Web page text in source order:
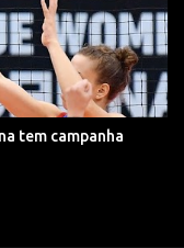
tem campanha